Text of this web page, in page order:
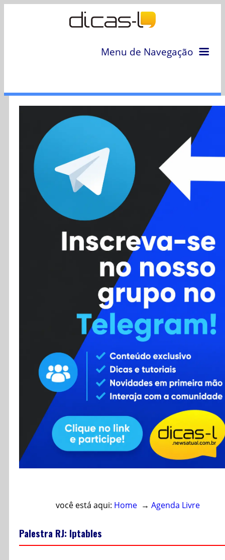
Menu de Navegação
Colunas
Colaboradores
Cursos
Enviar Dica
Contato
RSS
você está aqui: Home→ Agenda Livre
Palestra RJ: Iptables